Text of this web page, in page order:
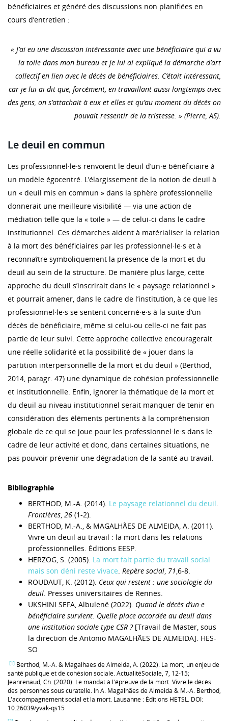
bénéficiaires et généré des discussions non planifiées en
cours d’entretien :
« J’ai eu une discussion intéressante avec une bénéficiaire qui a vu
la toile dans mon bureau et je lui ai expliqué la démarche d’art
collectif en lien avec le décès de bénéficiaires. C’était intéressant,
car je lui ai dit que, forcément, en travaillant aussi longtemps avec
des gens, on s’attachait à eux et elles et qu’au moment du décès on
pouvait ressentir de la tristesse. » (Pierre, AS).
Le deuil en commun
Les professionnel·le·s renvoient le deuil d’un·e bénéficiaire à
un modèle égocentré. L’élargissement de la notion de deuil à
un « deuil mis en commun » dans la sphère professionnelle
donnerait une meilleure visibilité — via une action de
médiation telle que la « toile » — de celui-ci dans le cadre
institutionnel. Ces démarches aident à matérialiser la relation
à la mort des bénéficiaires par les professionnel·le·s et à
reconnaître symboliquement la présence de la mort et du
deuil au sein de la structure. De manière plus large, cette
approche du deuil s’inscrirait dans le « paysage relationnel »
et pourrait amener, dans le cadre de l’institution, à ce que les
professionnel·le·s se sentent concerné·e·s à la suite d’un
décès de bénéficiaire, même si celui-ou celle-ci ne fait pas
partie de leur suivi. Cette approche collective encouragerait
une réelle solidarité et la possibilité de « jouer dans la
partition interpersonnelle de la mort et du deuil » (Berthod,
2014, paragr. 47) une dynamique de cohésion professionnelle
et institutionnelle. Enfin, ignorer la thématique de la mort et
du deuil au niveau institutionnel serait manquer de tenir en
considération des éléments pertinents à la compréhension
globale de ce qui se joue pour les professionnel·le·s dans le
cadre de leur activité et donc, dans certaines situations, ne
pas pouvoir prévenir une dégradation de la santé au travail.
Bibliographie
BERTHOD, M.-A. (2014). Le paysage relationnel du deuil.
Frontières, 26 (1-2).
BERTHOD, M.-A., & MAGALHÃES DE ALMEIDA, A. (2011).
Vivre un deuil au travail : la mort dans les relations
professionnelles. Éditions EESP.
HERZOG, S. (2005). La mort fait partie du travail social
mais son déni reste vivace. Repère social, 71,6-8.
ROUDAUT, K. (2012). Ceux qui restent : une sociologie du
deuil. Presses universitaires de Rennes.
UKSHINI SEFA, Albulenë (2022). Quand le décès d’un·e
bénéficiaire survient. Quelle place accordée au deuil dans
une institution sociale type CSR ? [Travail de Master, sous
la direction de Antonio MAGALHÃES DE ALMEIDA]. HES-
SO
[1] Berthod, M.-A. & Magalhaes de Almeida, A. (2022). La mort, un enjeu de
santé publique et de cohésion sociale. ActualitéSociale, 7, 12-15;
Jeanrenaud, Ch. (2020). Le mandat à l'épreuve de la mort. Vivre le décès
des personnes sous curatelle. In A. Magalhães de Almeida & M.-A. Berthod,
L'accompagnement social et la mort. Lausanne : Éditions HETSL. DOI:
10.26039/yvak-qs15